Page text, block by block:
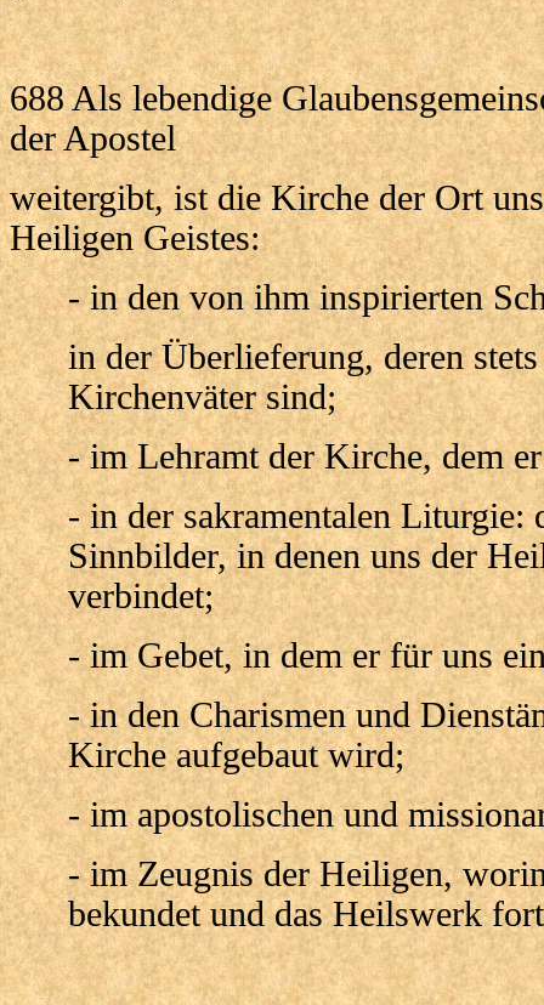
688 Als lebendige
der Apostel
weitergibt, ist die Kirche der Ort
Heiligen Geistes:
- in den von ihm inspirierten
in der Überlieferung, deren
Kirchenväter sind;
- im Lehramt der Kirche, dem
- in der sakramentalen Liturgie:
Sinnbilder, in denen uns der
verbindet;
- im Gebet, in dem er für uns
- in den Charismen und
Kirche aufgebaut wird;
- im apostolischen und
- im Zeugnis der Heiligen,
bekundet und das Heilswerk